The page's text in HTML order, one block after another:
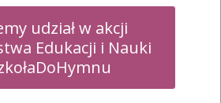
udział w akcji
Edukacji i Nauki